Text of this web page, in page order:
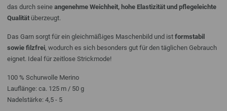
das durch seine angenehme Weichheit, hohe Elastizität und pflegeleichte
Qualität überzeugt.
Das Garn sorgt für ein gleichmäßiges Maschenbild und ist formstabil
sowie filzfrei, wodurch es sich besonders gut für den täglichen Gebrauch
eignet. Ideal für zeitlose Strickmode!
100 % Schurwolle Merino
Lauflänge: ca. 125 m / 50 g
Nadelstärke: 4,5 - 5